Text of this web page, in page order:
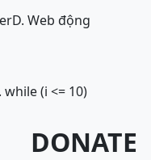
D. Web động
while (i <= 10)
DONATE